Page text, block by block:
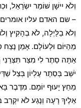
וְלֹא יִישָׁן שׁוֹמֵר יִשְֹרָאֵל,
– שם האדם עליו
וְלֹא בַלַּיְלָה, לֹא בְהָקִיץ
מֵהַיּוֹם וּלְעוֹלָם. אָמֵן נֶצַח
אַתָּה סֵתֶר לִי מִצַּר תִּצְּרֵנִי
יֹשֵׁב בְּסֵתֶר עֶלְיוֹן בְּצֵל
מֵחֵץ יָעוּף יוֹמָם. מִדֶּבֶר
אֵלֶיךָ רָעָה וְנֶגַע לֹא